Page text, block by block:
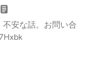
不安な話。お問い合